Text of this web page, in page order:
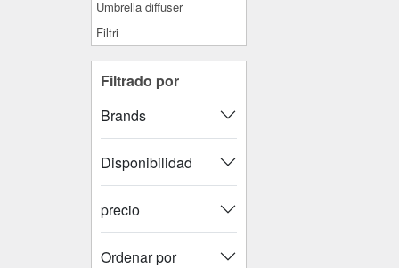
Umbrella diffuser
Filtri
Filtrado por
Brands
Disponibilidad
precio
Ordenar por